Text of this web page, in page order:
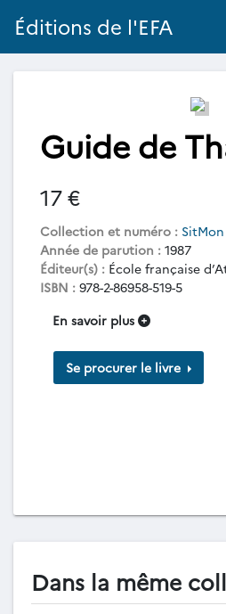
Éditions de l'EFA
Guide de
17 €
Collection et numéro : SitMon
Année de parution : 1987
Éditeur(s) : École française
ISBN : 978-2-86958-519-5
En savoir plus
Se procurer le livre
Dans la même